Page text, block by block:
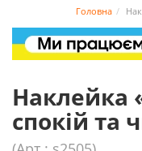
Головна
Наклейка
спокій та